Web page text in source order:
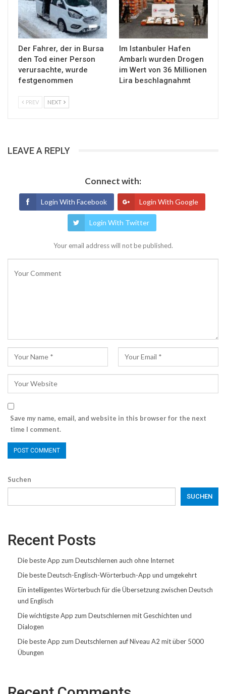
Der Fahrer, der in Bursa
den Tod einer Person
verursachte, wurde
festgenommen
Im Istanbuler Hafen
Ambarlı wurden Drogen
im Wert von 36 Millionen
Lira beschlagnahmt
PREV NEXT
LEAVE A REPLY
Connect with:
Login With Facebook Login With Google
Login With Twitter
Your email address will not be published.
Save my name, email, and website in this browser for the next
time I comment.
Suchen
SUCHEN
Recent Posts
Die beste App zum Deutschlernen auch ohne Internet
Die beste Deutsch-Englisch-Wörterbuch-App und umgekehrt
Ein intelligentes Wörterbuch für die Übersetzung zwischen Deutsch
und Englisch
Die wichtigste App zum Deutschlernen mit Geschichten und
Dialogen
Die beste App zum Deutschlernen auf Niveau A2 mit über 5000
Übungen